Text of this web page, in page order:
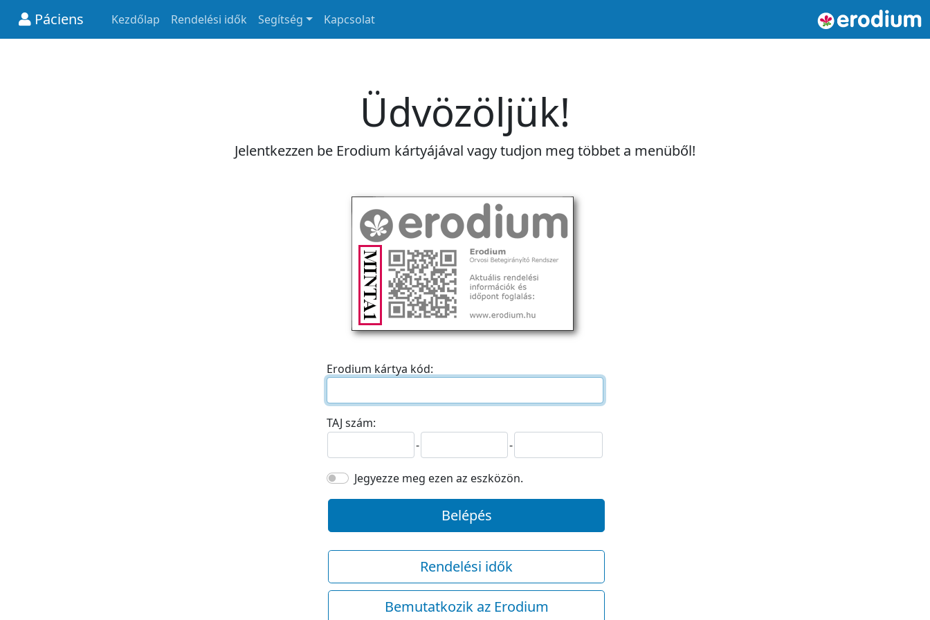
Páciens Kezdőlap Rendelési idők Segítség Kapcsolat
Üdvözöljük!
Jelentkezzen be Erodium kártyájával vagy tudjon meg többet a menüből!
Erodium kártya kód:
TAJ szám:
-
-
Jegyezze meg ezen az eszközön.
Belépés
Rendelési idők
Bemutatkozik az Erodium